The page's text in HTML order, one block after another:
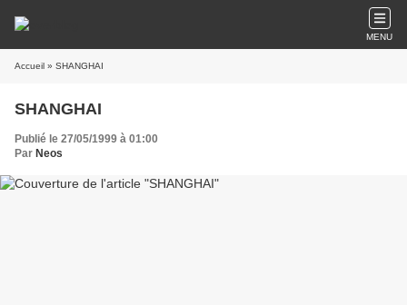
MENU
Accueil » SHANGHAI
SHANGHAI
Publié le 27/05/1999 à 01:00
Par Neos